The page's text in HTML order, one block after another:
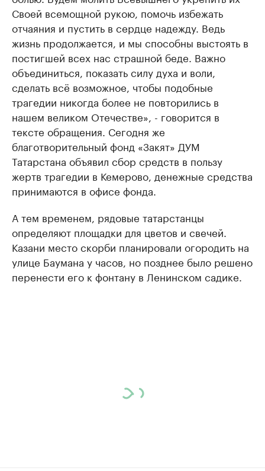
Своей всемощной рукою, помочь избежать
отчаяния и пустить в сердце надежду. Ведь
жизнь продолжается, и мы способны выстоять в
постигшей всех нас страшной беде. Важно
объединиться, показать силу духа и воли,
сделать всё возможное, чтобы подобные
трагедии никогда более не повторились в
нашем великом Отечестве», - говорится в
тексте обращения. Сегодня же
благотворительный фонд «Закят» ДУМ
Татарстана объявил сбор средств в пользу
жертв трагедии в Кемерово, денежные средства
принимаются в офисе фонда.
А тем временем, рядовые татарстанцы
определяют площадки для цветов и свечей.
Казани место скорби планировали огородить на
улице Баумана у часов, но позднее было решено
перенести его к фонтану в Ленинском садике.